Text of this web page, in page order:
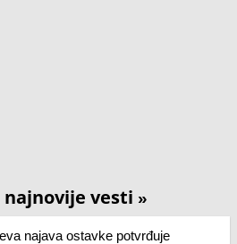
vesti »
najava ostavke potvrđuje